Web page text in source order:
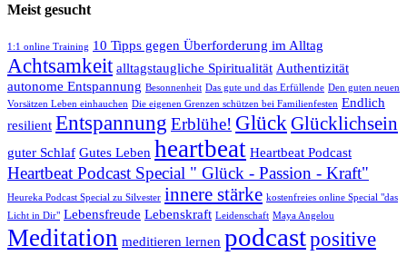
Meist gesucht
1:1 online Training 10 Tipps gegen Überforderung im Alltag
Achtsamkeit alltagstaugliche Spiritualität Authentizität
autonome Entspannung Besonnenheit Das gute und das Erfüllende Den guten neuen
Vorsätzen Leben einhauchen Die eigenen Grenzen schützen bei Familienfesten Endlich
resilient Entspannung Erblühe! Glück Glücklichsein
guter Schlaf Gutes Leben heartbeat Heartbeat Podcast
Heartbeat Podcast Special " Glück - Passion - Kraft"
Heureka Podcast Special zu Silvester innere stärke kostenfreies online Special "das
Licht in Dir" Lebensfreude Lebenskraft Leidenschaft Maya Angelou
Meditation meditieren lernen podcastpositive